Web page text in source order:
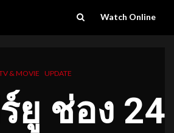
Watch Online
& MOVIE UPDATE
ยู ช่อง 24